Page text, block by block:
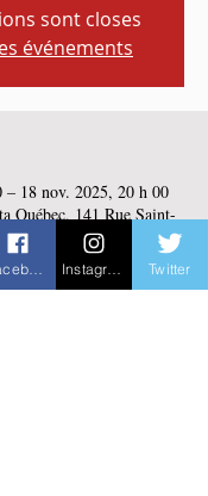
sont closes
événements
– 18 nov. 2025, 20 h 00
Québec, 141 Rue Saint-
1N4, Canada
Twitter